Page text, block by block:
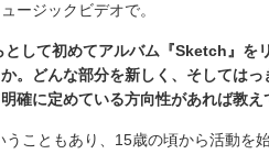
ージックビデオで。
して初めてアルバム『Sketch』を
。どんな部分を新しく、そしては
確に定めている方向性があれば教え
こともあり、15歳の頃から活動を